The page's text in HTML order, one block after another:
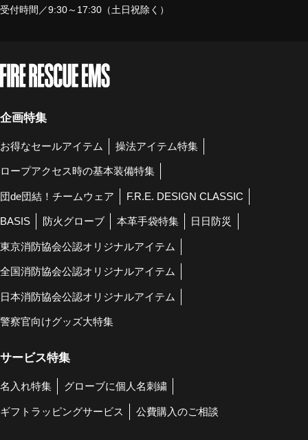
受付時間／9:30～17:30（土日祝除く）
企画特集
お得なセールアイテム 操法アイテム特集
ロープアクセス時の基本装備特集
団de団結！チームウェア F.R.E. DESIGN CLASSIC
BASIS 防火グローブ 本革手袋特集 日日防災
東京消防協会公認オリジナルアイテム
全国消防協会公認オリジナルアイテム
日本消防協会公認オリジナルアイテム
警察官向けグッズ大特集
サービス特集
名入れ特集 グローブに個人名刺繍
ギフトラッピングサービス 公費購入のご相談